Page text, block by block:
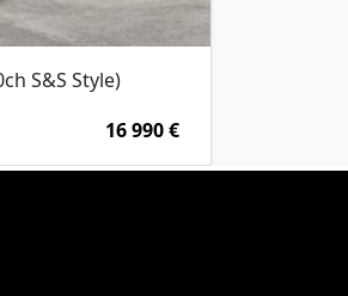
S&S Style)
16 990 €